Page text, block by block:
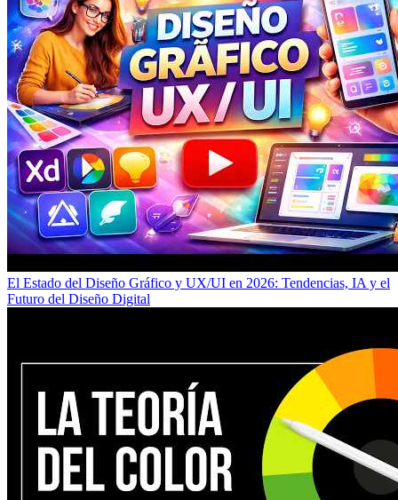
El Estado del Diseño Gráfico y UX/UI en 2026: Tendencias, IA y el
Futuro del Diseño Digital